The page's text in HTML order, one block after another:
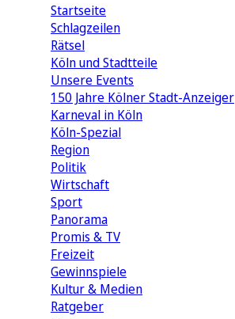
Startseite
Schlagzeilen
Rätsel
Köln und Stadtteile
Unsere Events
150 Jahre Kölner Stadt-Anzeiger
Karneval in Köln
Köln-Spezial
Region
Politik
Wirtschaft
Sport
Panorama
Promis & TV
Freizeit
Gewinnspiele
Kultur & Medien
Ratgeber